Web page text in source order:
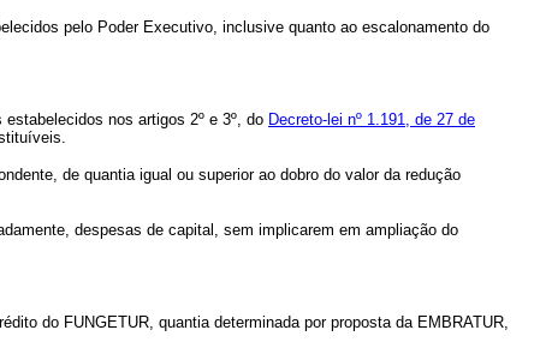
pelo Poder Executivo, inclusive quanto ao escalonamento do
nos artigos 2º e 3º, do Decreto-lei nº 1.191, de 27 de
de quantia igual ou superior ao dobro do valor da redução
despesas de capital, sem implicarem em ampliação do
do FUNGETUR, quantia determinada por proposta da EMBRATUR,